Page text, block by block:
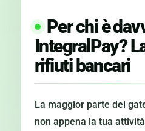
Per chi è
IntegralPay?
rifiuti bancari
La maggior parte dei
non appena la tua